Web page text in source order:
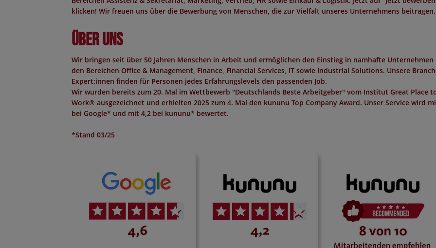
klicken! Wir freuen uns über die Bewerbung von Menschen, die zur Vielfalt unseres Unternehmens beitragen.
Über uns
Wir bringen seit über 50 Jahren Menschen in Arbeit und ermöglichen den Einstieg in namhafte Unternehmen
den Bereichen Office & Management, Finance, Financial Services, IT sowie Industrial Solutions. Unsere
Expert:innen finden für Personen jedes Erfahrungslevels den passenden Job.
Wir wurden bereits zum 20. Mal im Wettbewerb "Deutschlands Beste Arbeitgeber" vom Institut Great Place
Work® ausgezeichnet und erhielten 2025 zum 4. Mal den kununu Top Company Award. Unser Service wird
bei Google* und mit 4,2 bei kununu* bewertet.
*Stand 03/25